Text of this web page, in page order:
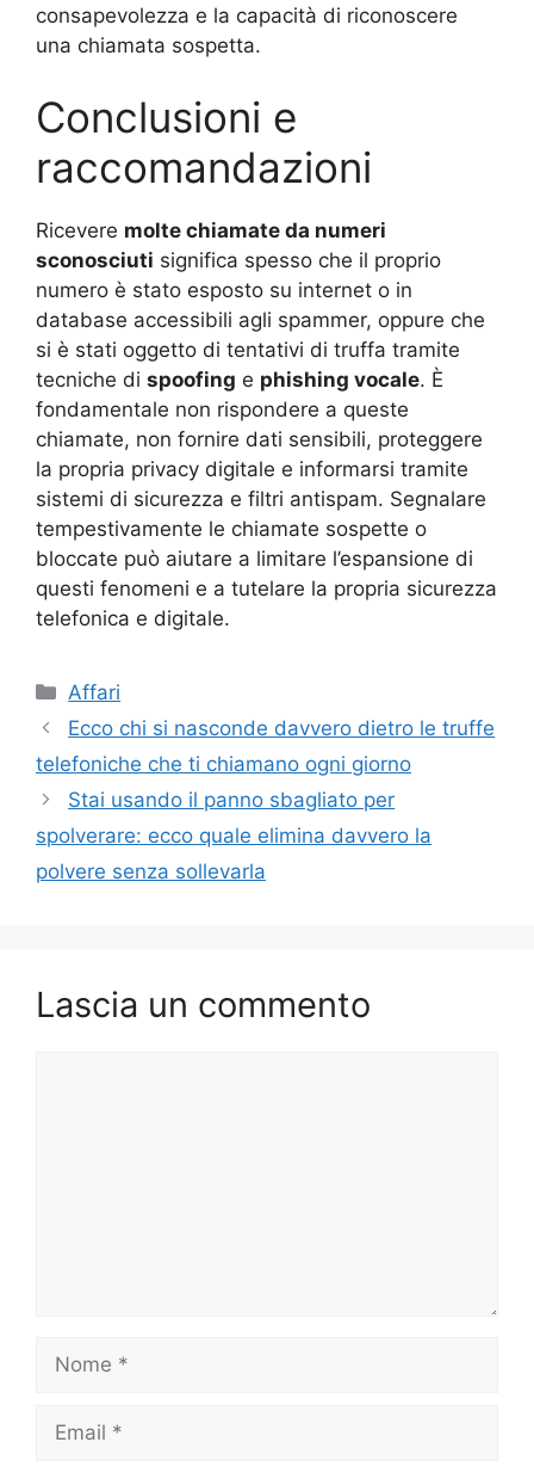
consapevolezza e la capacità di riconoscere
una chiamata sospetta.
Conclusioni e
raccomandazioni
Ricevere molte chiamate da numeri
sconosciuti significa spesso che il proprio
numero è stato esposto su internet o in
database accessibili agli spammer, oppure che
si è stati oggetto di tentativi di truffa tramite
tecniche di spoofing e phishing vocale. È
fondamentale non rispondere a queste
chiamate, non fornire dati sensibili, proteggere
la propria privacy digitale e informarsi tramite
sistemi di sicurezza e filtri antispam. Segnalare
tempestivamente le chiamate sospette o
bloccate può aiutare a limitare l’espansione di
questi fenomeni e a tutelare la propria sicurezza
telefonica e digitale.
Categorie
Affari
Ecco chi si nasconde davvero dietro le truffe
telefoniche che ti chiamano ogni giorno
Stai usando il panno sbagliato per
spolverare: ecco quale elimina davvero la
polvere senza sollevarla
Lascia un commento